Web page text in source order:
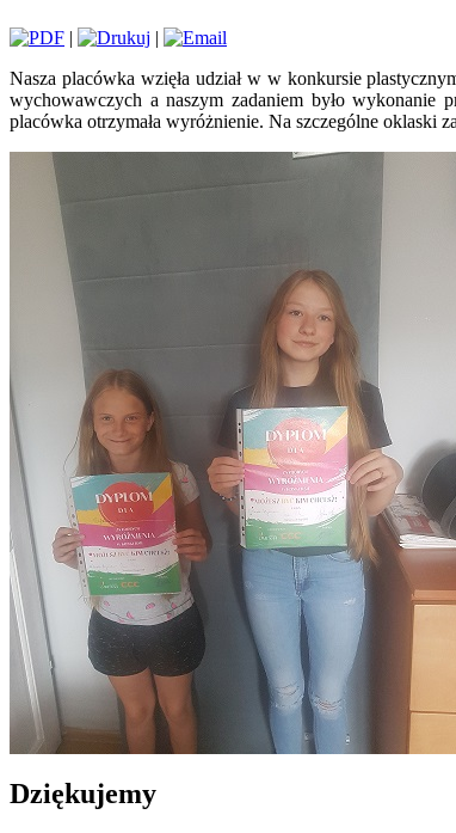
|
|
Nasza placówka wzięła udział w w konkursie
wychowawczych a naszym zadaniem było wykonanie
placówka otrzymała wyróżnienie. Na szczególne oklaski
Dziękujemy